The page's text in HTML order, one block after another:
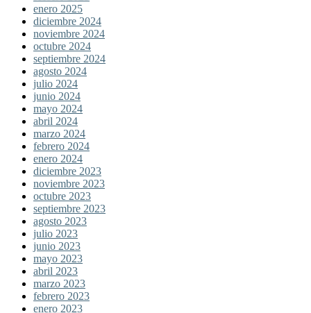
enero 2025
diciembre 2024
noviembre 2024
octubre 2024
septiembre 2024
agosto 2024
julio 2024
junio 2024
mayo 2024
abril 2024
marzo 2024
febrero 2024
enero 2024
diciembre 2023
noviembre 2023
octubre 2023
septiembre 2023
agosto 2023
julio 2023
junio 2023
mayo 2023
abril 2023
marzo 2023
febrero 2023
enero 2023